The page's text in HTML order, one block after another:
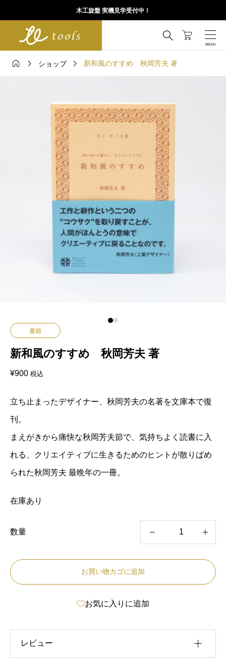
木工旋盤 実機見学受付中！

  ショップ  新和風のすすめ 秋岡芳夫 著
書籍
新和風のすすめ 秋岡芳夫 著
¥900 税込
立ち止まったデザイナー、秋岡芳夫の名著を文庫本で復
刊。
まえがきから痛快な秋岡芳夫節で、気持ちよく読書に入
れる、クリエイティブに生きるためのヒントが散りばめ
られた秋岡芳夫 最晩年の一冊。
在庫あり
数量
お買い物カゴに追加
お気に入りに追加
レビュー